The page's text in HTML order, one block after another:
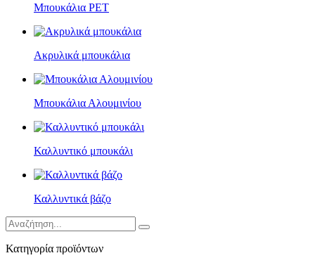
Μπουκάλια PET
Ακρυλικά μπουκάλια
Μπουκάλια Αλουμινίου
Καλλυντικό μπουκάλι
Καλλυντικά βάζο
Κατηγορία προϊόντων